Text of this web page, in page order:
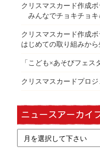
クリスマスカード作成
みんなでチョキチョキ
クリスマスカード作成
はじめての取り組みか
「こども×あそびフェス
クリスマスカードプロジ
ニュースアーカイ